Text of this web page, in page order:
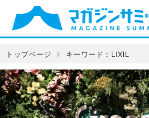
トップページ キーワード：LIXIL